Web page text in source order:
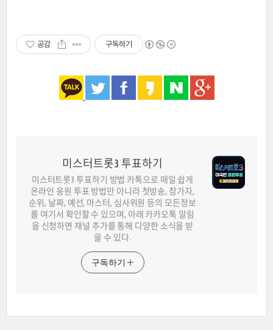
공감 구독하기
미스터트롯3 투표하기
미스터트롯3 투표하기 방법 카톡으로 매일 쉽게
온라인 응원 투표 방법만 아니라 첫방송, 참가자,
순위, 날짜, 예선, 마스터, 심사위원 등의 모든정보
를 여기서 확인할 수 있으며, 아래 카카오톡 알림
을 신청하면 채널 추가를 통해 다양한 소식을 받
을 수 있다.
구독하기